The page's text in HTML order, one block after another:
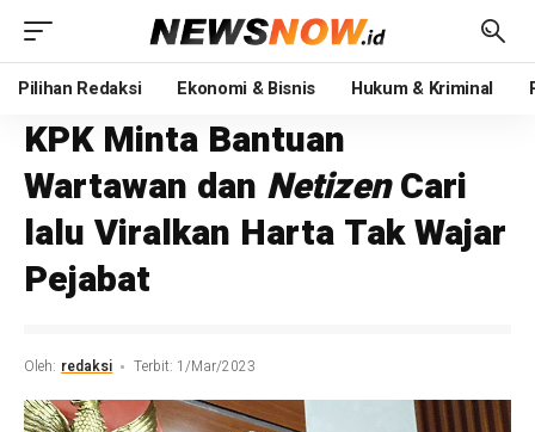
Pilihan Redaksi Ekonomi & Bisnis Hukum & Kriminal
KPK Minta Bantuan
Wartawan dan NetizenCari
lalu Viralkan Harta Tak Wajar
Pejabat
Oleh: redaksi Terbit: 1/Mar/2023